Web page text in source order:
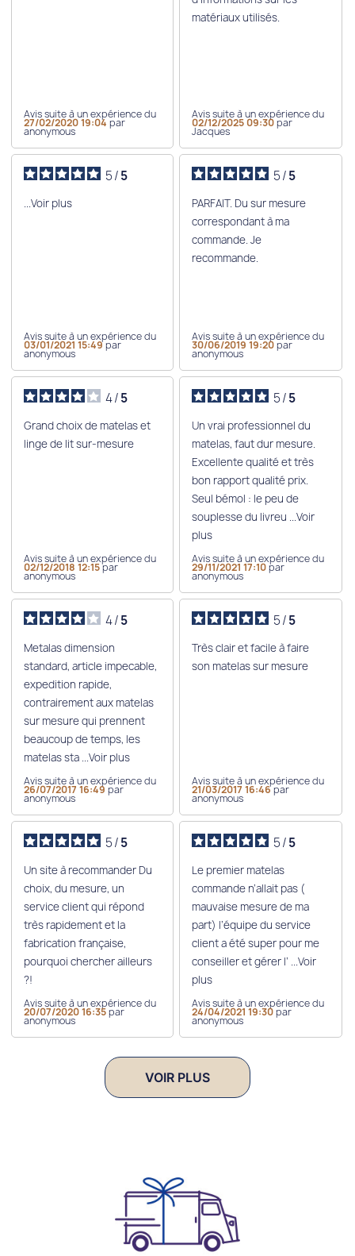
Avis suite à un expérience du
27/02/2020 19:04 par
anonymous
matériaux utilisés.
Avis suite à un expérience du
02/12/2025 09:30par
Jacques
5/5
...Voir plus
Avis suite à un expérience du
03/01/2021 15:49par
anonymous
5/5
PARFAIT. Du sur mesure
correspondant à ma
commande. Je
recommande.
Avis suite à un expérience du
30/06/2019 19:20par
anonymous
4/5
Grand choix de matelas et
linge de lit sur-mesure
Avis suite à un expérience du
02/12/2018 12:15par
anonymous
5/5
Un vrai professionnel du
matelas, faut dur mesure.
Excellente qualité et très
bon rapport qualité prix.
Seul bémol : le peu de
souplesse du livreu ...Voir
plus
Avis suite à un expérience du
29/11/2021 17:10par
anonymous
4/5
Metalas dimension
standard, article impecable,
expedition rapide,
contrairement aux matelas
sur mesure qui prennent
beaucoup de temps, les
matelas sta ...Voir plus
Avis suite à un expérience du
26/07/2017 16:49 par
anonymous
5/5
Très clair et facile à faire
son matelas sur mesure
Avis suite à un expérience du
21/03/2017 16:46par
anonymous
5/5
Un site à recommander Du
choix, du mesure, un
service client qui répond
très rapidement et la
fabrication française,
pourquoi chercher ailleurs
?!
Avis suite à un expérience du
20/07/2020 16:35par
anonymous
5/5
Le premier matelas
commande n’allait pas (
mauvaise mesure de ma
part) l’équipe du service
client a été super pour me
conseiller et gérer l’ ...Voir
plus
Avis suite à un expérience du
24/04/2021 19:30par
anonymous
VOIR PLUS